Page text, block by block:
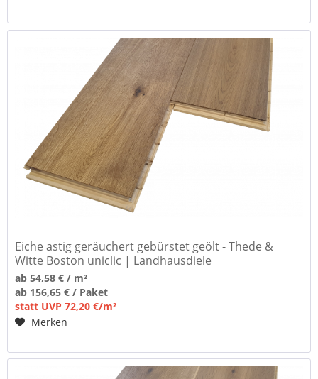
Eiche astig geräuchert gebürstet geölt - Thede &
Witte Boston uniclic | Landhausdiele
ab 54,58 € / m²
ab 156,65 € / Paket
statt UVP 72,20 €/m²
Merken